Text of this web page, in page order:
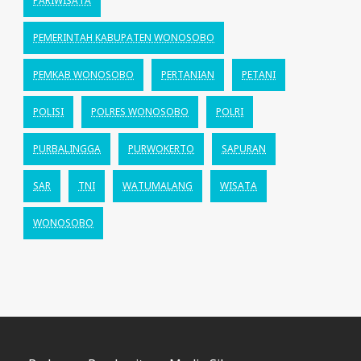
PEMERINTAH KABUPATEN WONOSOBO
PEMKAB WONOSOBO PERTANIAN PETANI
POLISI POLRES WONOSOBO POLRI
PURBALINGGA PURWOKERTO SAPURAN
SAR TNI WATUMALANG WISATA
WONOSOBO